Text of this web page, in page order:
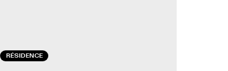
RÉSIDENCE